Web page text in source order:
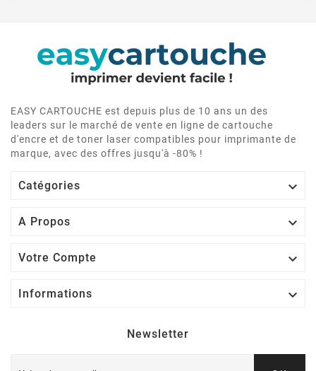
EASY CARTOUCHE est depuis plus de 10 ans un des
leaders sur le marché de vente en ligne de cartouche
d'encre et de toner laser compatibles pour imprimante de
marque, avec des offres jusqu'à -80% !
Catégories 
A Propos 
Votre Compte 
Informations 
Newsletter